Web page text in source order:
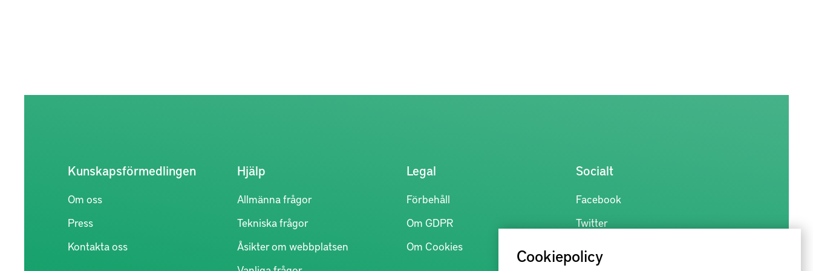
Cookiepolicy
Kunskapsförmedlingen
Om oss
Press
Kontakta oss
Hjälp
Allmänna frågor
Tekniska frågor
Åsikter om webbplatsen
Legal
Förbehåll
Om GDPR
Om Cookies
Socialt
Facebook
Twitter